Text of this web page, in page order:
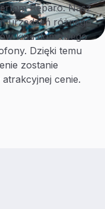
Reparo. Nasz
urządzeń różnego
kina domowego
Dzięki temu
zostanie
cenie.